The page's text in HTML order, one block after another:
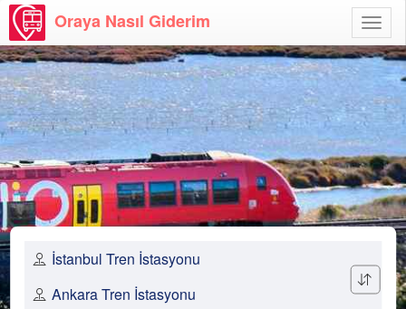
Aç
Oraya Nasıl Giderim